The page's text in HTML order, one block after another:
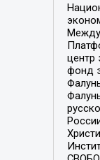
центр
фонд